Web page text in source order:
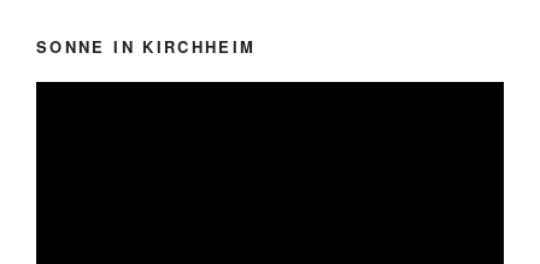
SONNE IN KIRCHHEIM